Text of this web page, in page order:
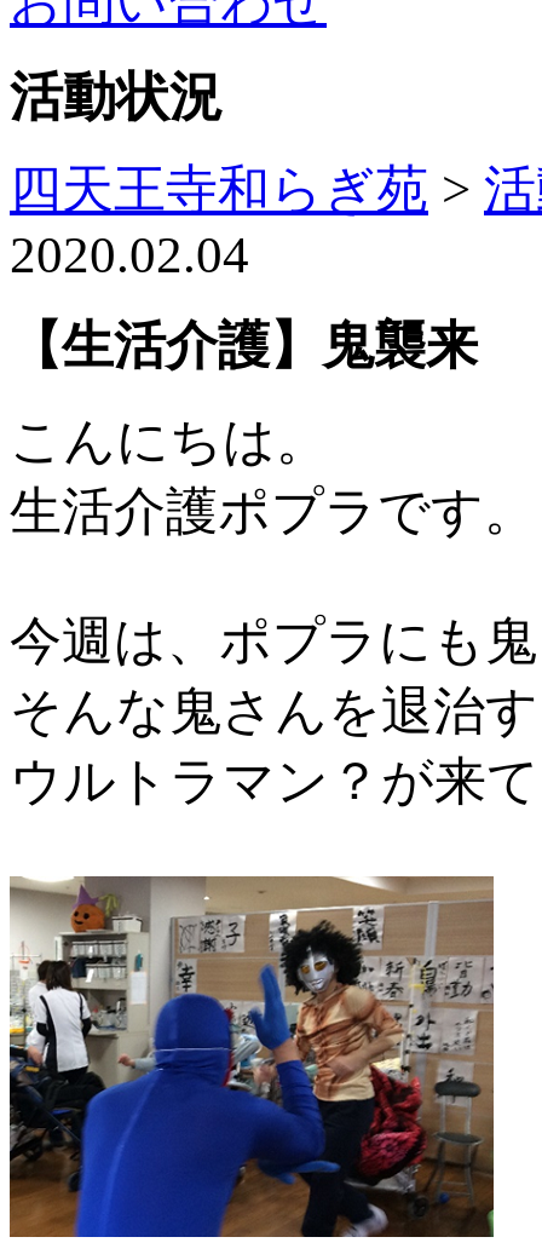
活動状況
四天王寺和らぎ苑 >
2020.02.04
【生活介護】鬼襲来
こんにちは。
生活介護ポプラです。
今週は、ポプラにも
そんな鬼さんを退治
ウルトラマン？が来